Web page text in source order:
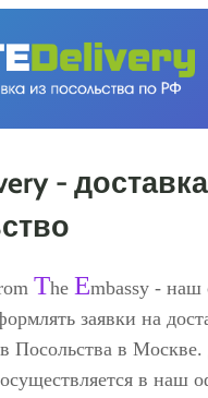
-
The Embassy - наш
заявки на
Посольства в Москве.
в наш